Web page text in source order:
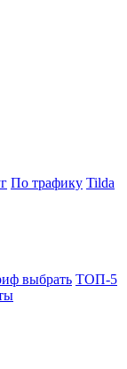
По трафику Tilda
выбрать ТОП-5